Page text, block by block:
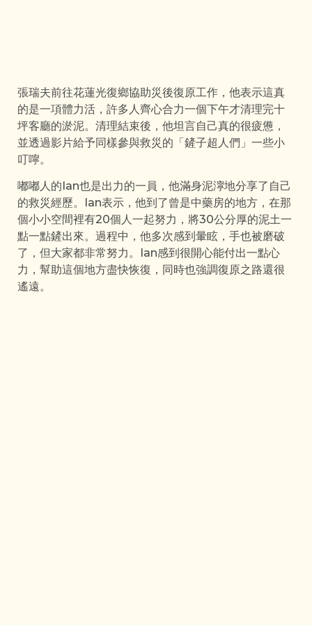
張瑞夫前往花蓮光復鄉協助災後復原工作，他表示這真
的是一項體力活，許多人齊心合力一個下午才清理完十
坪客廳的淤泥。清理結束後，他坦言自己真的很疲憊，
並透過影片給予同樣參與救災的「鏟子超人們」一些小
叮嚀。
嘟嘟人的Ian也是出力的一員，他滿身泥濘地分享了自己
的救災經歷。Ian表示，他到了曾是中藥房的地方，在那
個小小空間裡有20個人一起努力，將30公分厚的泥土一
點一點鏟出來。過程中，他多次感到暈眩，手也被磨破
了，但大家都非常努力。Ian感到很開心能付出一點心
力，幫助這個地方盡快恢復，同時也強調復原之路還很
遙遠。